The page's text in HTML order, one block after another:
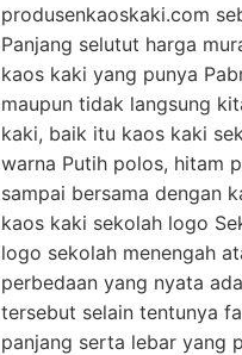
produsenkaoskaki.com
Panjang selutut harga
kaos kaki yang punya
maupun tidak langsung
kaki, baik itu kaos kaki
warna Putih polos, hitam
sampai bersama dengan
kaos kaki sekolah logo
logo sekolah menengah
perbedaan yang nyata
tersebut selain tentunya
panjang serta lebar yang